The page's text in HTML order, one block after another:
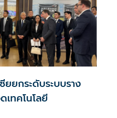
ยกระดับระบบราง
ทคโนโลยี